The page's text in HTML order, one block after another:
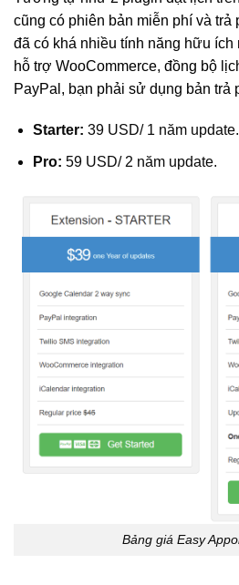
cũng có phiên bản miễn phí và trả
đã có khá nhiều tính năng hữu
hỗ trợ WooCommerce, đồng bộ
PayPal, bạn phải sử dụng bản trả
Starter: 39 USD/ 1 năm update.
Pro: 59 USD/ 2 năm update.
Bảng giá Easy